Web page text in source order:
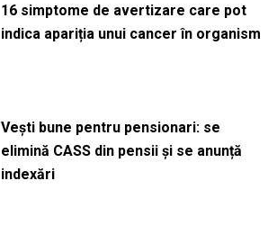
16 simptome de avertizare care pot
indica apariția unui cancer în organism
Vești bune pentru pensionari: se
elimină CASS din pensii și se anunță
indexări